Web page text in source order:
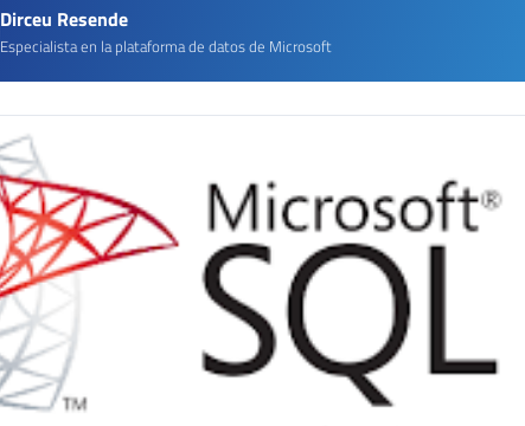
Dirceu Resende
Especialista en la plataforma de datos de Microsoft